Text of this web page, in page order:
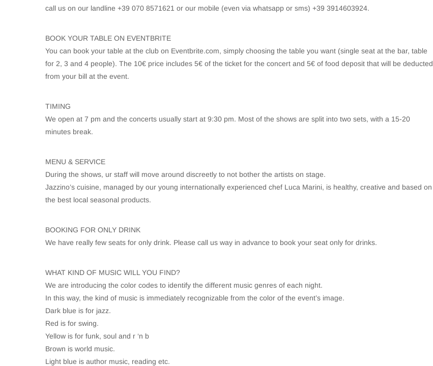
call us on our landline +39 070 8571621 or our mobile (even via whatsapp or sms) +39 3914603924.
BOOK YOUR TABLE ON EVENTBRITE
You can book your table at the club on Eventbrite.com, simply choosing the table you want (single seat at the bar, table
for 2, 3 and 4 people). The 10€ price includes 5€ of the ticket for the concert and 5€ of food deposit that will be deducted
from your bill at the event.
TIMING
We open at 7 pm and the concerts usually start at 9:30 pm. Most of the shows are split into two sets, with a 15-20
minutes break.
MENU & SERVICE
During the shows, ur staff will move around discreetly to not bother the artists on stage.
Jazzino’s cuisine, managed by our young internationally experienced chef Luca Marini, is healthy, creative and based on
the best local seasonal products.
BOOKING FOR ONLY DRINK
We have really few seats for only drink. Please call us way in advance to book your seat only for drinks.
WHAT KIND OF MUSIC WILL YOU FIND?
We are introducing the color codes to identify the different music genres of each night.
In this way, the kind of music is immediately recognizable from the color of the event’s image.
Dark blue is for jazz.
Red is for swing.
Yellow is for funk, soul and r ‘n b
Brown is world music.
Light blue is author music, reading etc.